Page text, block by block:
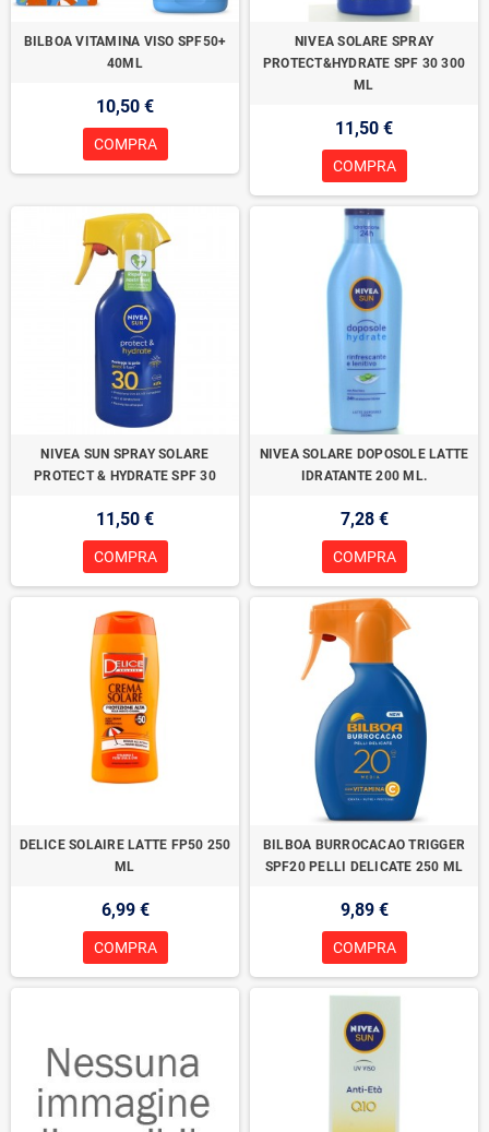
BILBOA VITAMINA VISO SPF50+
40ML
10,50 €
COMPRA
NIVEA SOLARE SPRAY
PROTECT&HYDRATE SPF 30 300
ML
11,50 €
COMPRA
NIVEA SUN SPRAY SOLARE
PROTECT & HYDRATE SPF 30
11,50 €
COMPRA
NIVEA SOLARE DOPOSOLE LATTE
IDRATANTE 200 ML.
7,28 €
COMPRA
DELICE SOLAIRE LATTE FP50 250
ML
6,99 €
COMPRA
BILBOA BURROCACAO TRIGGER
SPF20 PELLI DELICATE 250 ML
9,89 €
COMPRA